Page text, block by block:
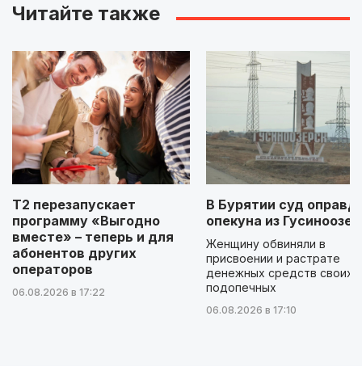
Читайте также
Т2 перезапускает
программу «Выгодно
вместе» – теперь и для
абонентов других
операторов
06.08.2026 в 17:22
В Бурятии суд
опекуна из
Женщину обвиняли в
присвоении и растрате
денежных средств своих
подопечных
06.08.2026 в 17:10